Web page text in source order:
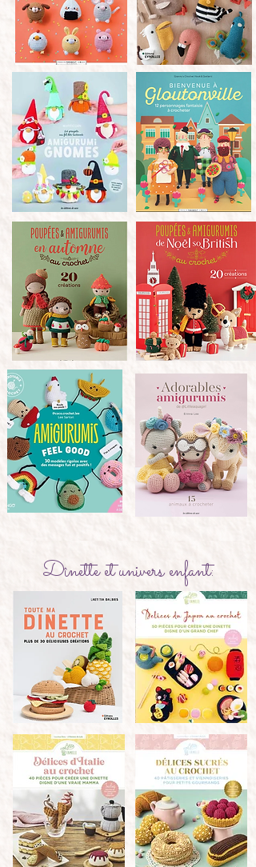
Dînette et univers enfant: